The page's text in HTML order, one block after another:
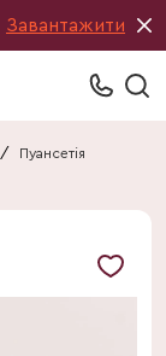
Завантажити
/
Пуансетія